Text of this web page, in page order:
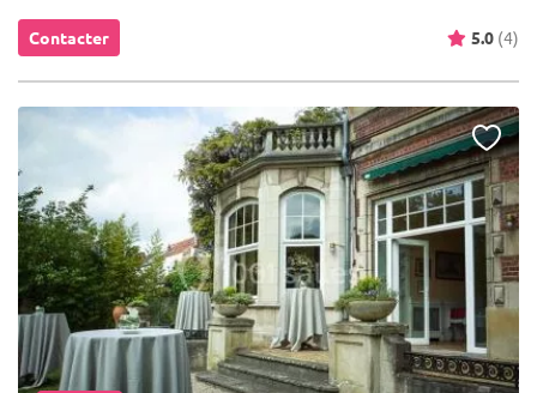
Contacter 5.0 (4)